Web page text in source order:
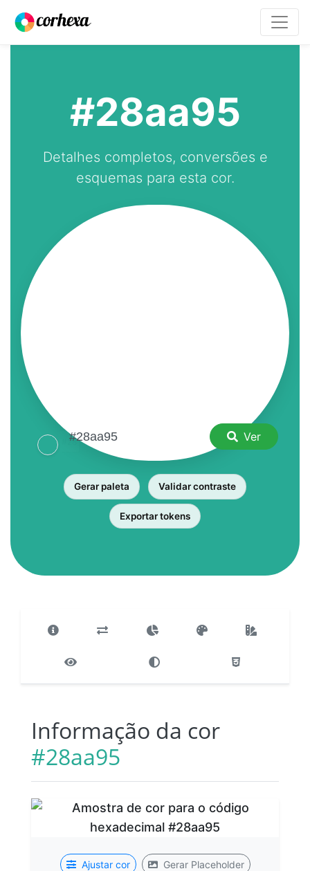
#28aa95
Detalhes completos, conversões e
esquemas para esta cor.
Ver
Gerar paleta Validar contraste
Exportar tokens
Informação da cor
#28aa95
Ajustar cor Gerar Placeholder